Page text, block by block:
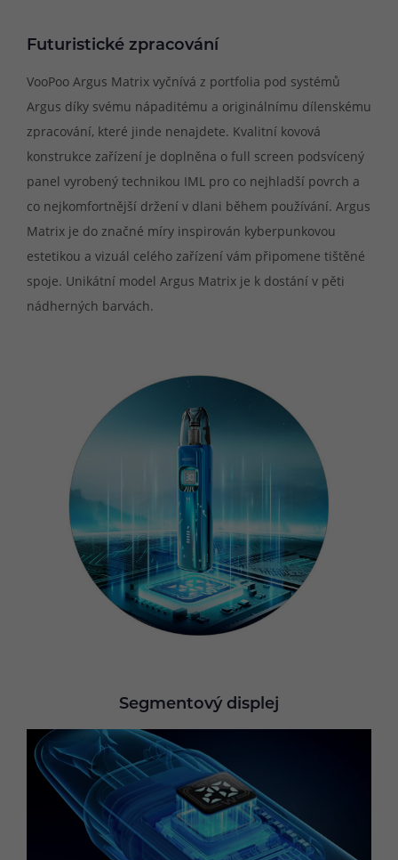
Futuristické zpracování
VooPoo Argus Matrix vyčnívá z portfolia pod systémů
Argus díky svému nápaditému a originálnímu dílenskému
zpracování, které jinde nenajdete. Kvalitní kovová
konstrukce zařízení je doplněna o full screen podsvícený
panel vyrobený technikou IML pro co nejhladší povrch a
co nejkomfortnější držení v dlani během používání. Argus
Matrix je do značné míry inspirován kyberpunkovou
estetikou a vizuál celého zařízení vám připomene tištěné
spoje. Unikátní model Argus Matrix je k dostání v pěti
nádherných barvách.
Segmentový displej